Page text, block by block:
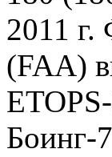
2011
(FAA)
Боинг-